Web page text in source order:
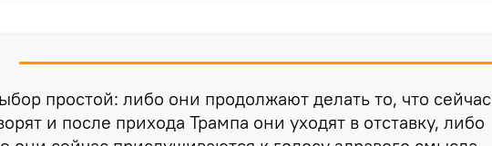
простой: либо они продолжают делать то, что сейчас
и после прихода Трампа они уходят в отставку, либо